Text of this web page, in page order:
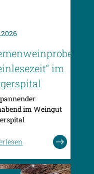
im
im Weingut